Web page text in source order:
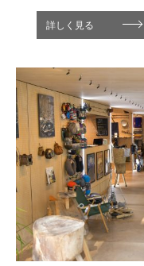
からレポートします。
詳しく見る